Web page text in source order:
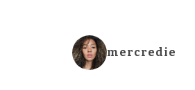
mercredie